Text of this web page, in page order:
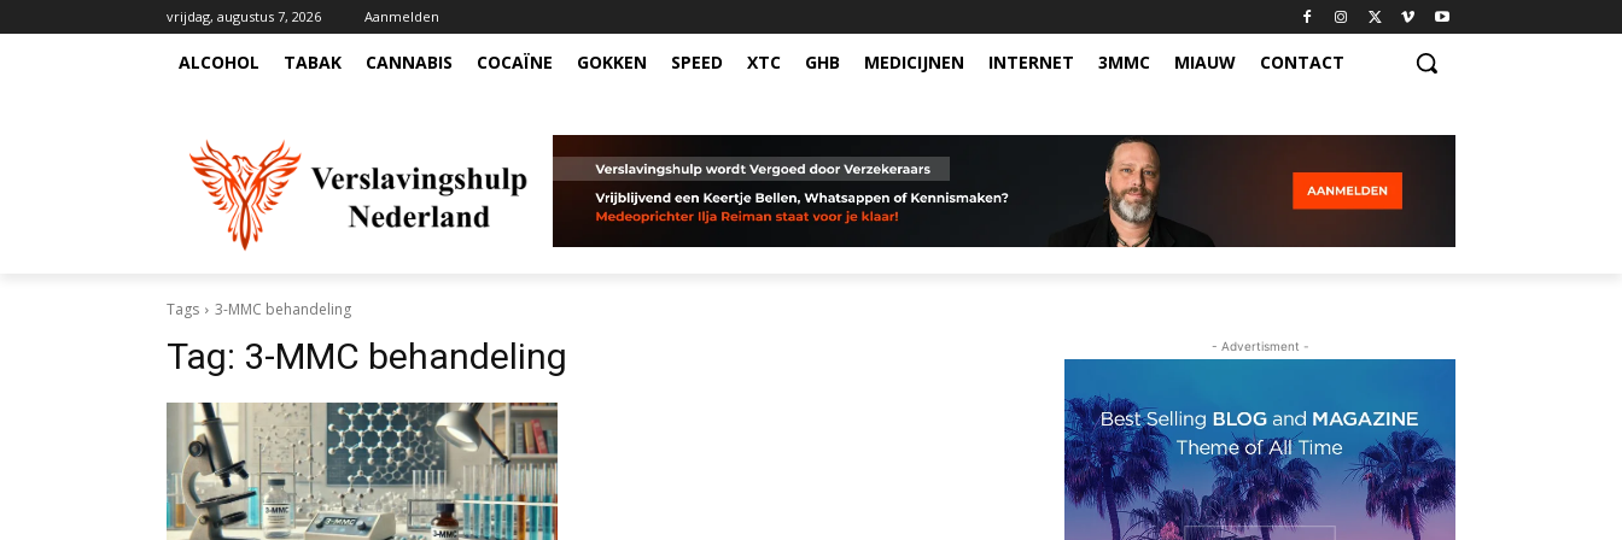
vrijdag, augustus 7, 2026 Aanmelden
ALCOHOL TABAK CANNABIS COCAÏNE GOKKEN SPEED XTC GHB MEDICIJNEN INTERNET 3MMC MIAUW CONTACT
Tags 3-MMC behandeling
Tag: 3-MMC behandeling - Advertisment -